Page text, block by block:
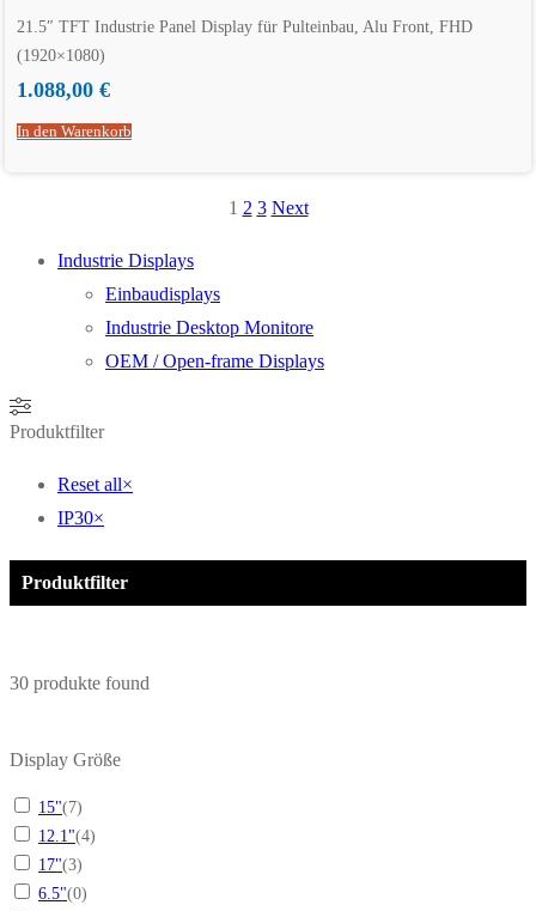
21.5″ TFT Industrie Panel Display für Pulteinbau, Alu Front, FHD
(1920×1080)
1.088,00 €
In den Warenkorb
Seitennummerierung
der
Beiträge
1 2 3 Next
Industrie Displays
Einbaudisplays
Industrie Desktop Monitore
OEM / Open-frame Displays
Produktfilter
Reset all×
IP30×
Produktfilter
30 produkte found
Display Größe
15"(7)
12.1"(4)
17"(3)
6.5"(0)